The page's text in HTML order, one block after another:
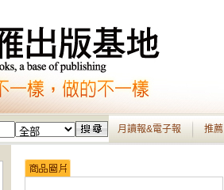
月讀報&電子報 推